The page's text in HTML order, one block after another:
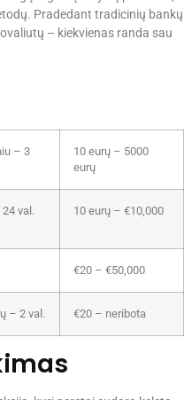
Pradedant tradicinių bankų
– kiekvienas randa sau
– 3
10 eurų – 5000
eurų
val. 10 eurų – €10,000
€20 – €50,000
– 2 val. €20 – neribota